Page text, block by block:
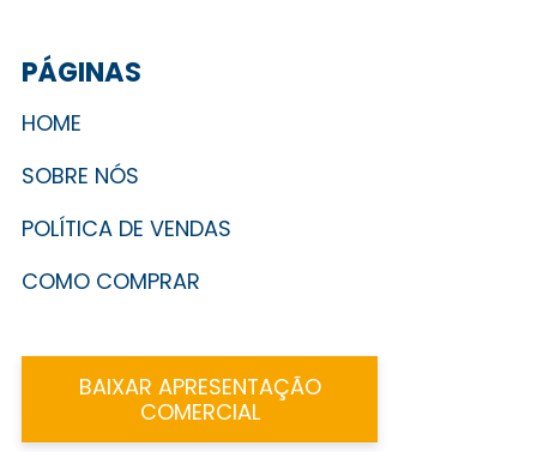
PÁGINAS
HOME
SOBRE NÓS
POLÍTICA DE VENDAS
COMO COMPRAR
BAIXAR APRESENTAÇÃO
COMERCIAL